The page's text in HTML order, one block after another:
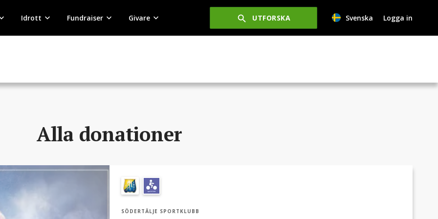
Idrott Fundraiser Givare UTFORSKA Svenska Logga in
Alla donationer
SÖDERTÄLJE SPORTKLUBB